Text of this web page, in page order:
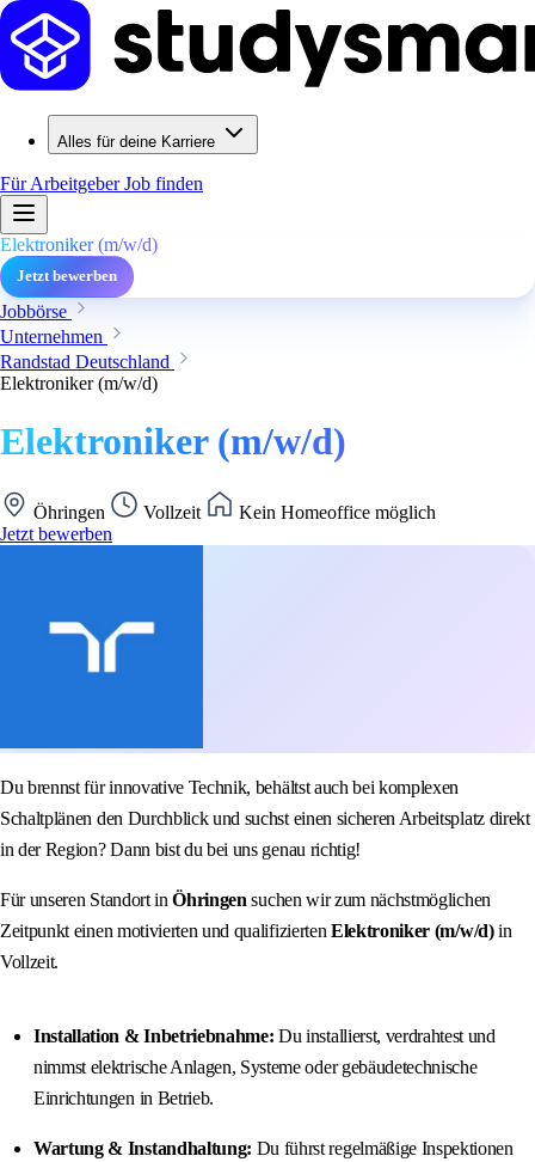
Alles für deine Karriere
Für ArbeitgeberJob finden
Elektroniker (m/w/d)
Jetzt bewerben
Jobbörse
Unternehmen
Randstad Deutschland
Elektroniker (m/w/d)
Elektroniker (m/w/d)
Öhringen Vollzeit
Kein Homeoffice möglich
Jetzt bewerben
Du brennst für innovative Technik, behältst auch bei komplexen
Schaltplänen den Durchblick und suchst einen sicheren Arbeitsplatz direkt
in der Region? Dann bist du bei uns genau richtig!
Für unseren Standort inÖhringen suchen wir zum nächstmöglichen
Zeitpunkt einen motivierten und qualifizierten Elektroniker (m/w/d)in
Vollzeit.
Installation & Inbetriebnahme: Du installierst, verdrahtest und
nimmst elektrische Anlagen, Systeme oder gebäudetechnische
Einrichtungen in Betrieb.
Wartung & Instandhaltung: Du führst regelmäßige Inspektionen